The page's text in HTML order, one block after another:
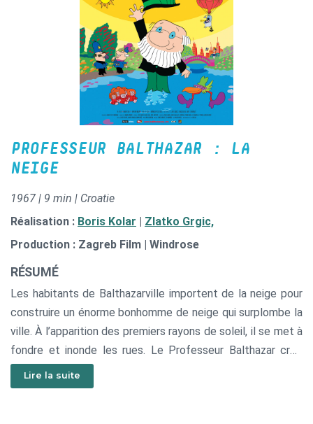
PROFESSEUR BALTHAZAR : LA
NEIGE
1967 | 9 min | Croatie
Réalisation : Boris Kolar | Zlatko Grgic,
Production : Zagreb Film | Windrose
RÉSUMÉ
Les habitants de Balthazarville importent de la neige pour
construire un énorme bonhomme de neige qui surplombe la
ville. À l’apparition des premiers rayons de soleil, il se met à
fondre et inonde les rues. Le Professeur Balthazar crée
alors un moulin à vent capable d’aspirer l’eau et de la
transformer en nuages transportables.
Lire la suite